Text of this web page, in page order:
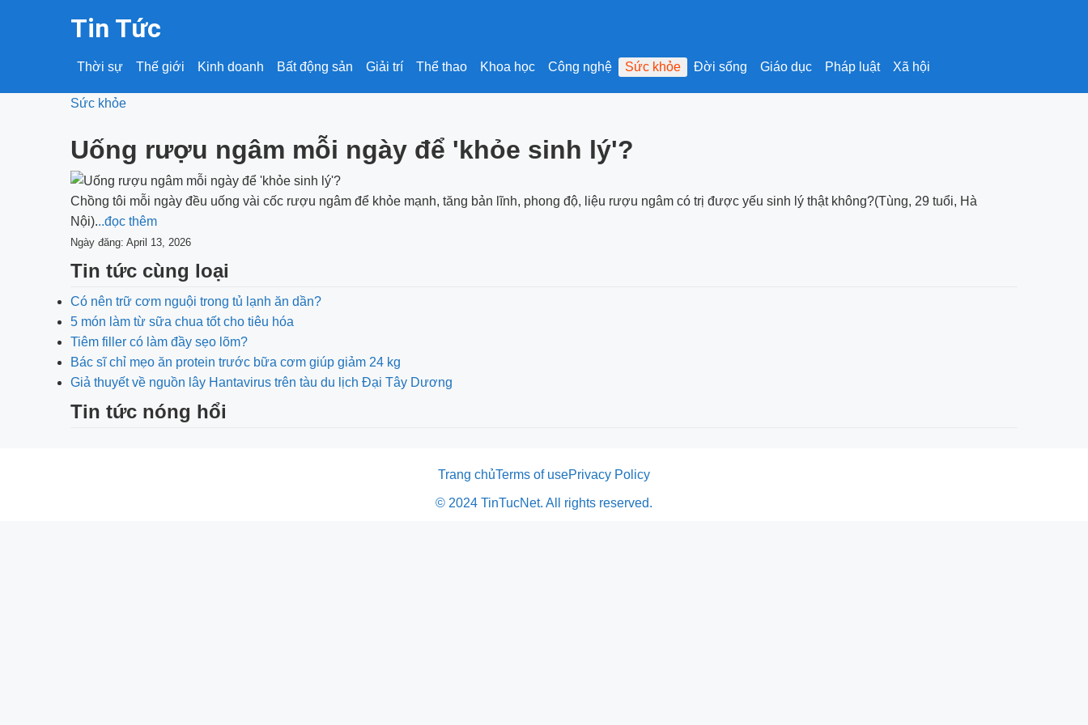
Tin Tức
Thời sự Thế giới Kinh doanh Bất động sản Giải trí Thể thao Khoa học Công nghệ Sức khỏe Đời sống Giáo dục Pháp luật Xã hội
Sức khỏe
Uống rượu ngâm mỗi ngày để 'khỏe sinh lý'?
Chồng tôi mỗi ngày đều uống vài cốc rượu ngâm để khỏe mạnh, tăng bản lĩnh, phong độ, liệu rượu ngâm có trị được yếu sinh lý thật không?(Tùng, 29 tuổi, Hà
Nội)...đọc thêm
Ngày đăng: April 13, 2026
Tin tức cùng loại
Có nên trữ cơm nguội trong tủ lạnh ăn dần?
5 món làm từ sữa chua tốt cho tiêu hóa
Tiêm filler có làm đầy sẹo lõm?
Bác sĩ chỉ mẹo ăn protein trước bữa cơm giúp giảm 24 kg
Giả thuyết về nguồn lây Hantavirus trên tàu du lịch Đại Tây Dương
Tin tức nóng hổi
Trang chủTerms of usePrivacy Policy
© 2024 TinTucNet. All rights reserved.